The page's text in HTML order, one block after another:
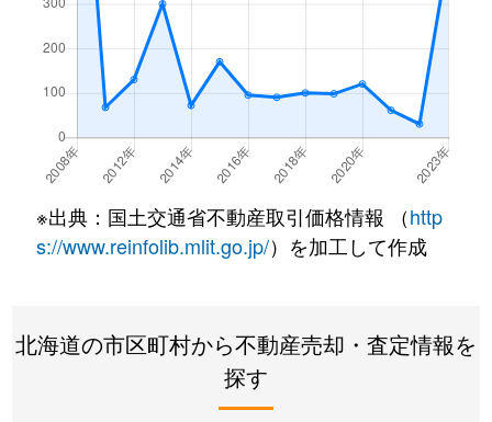
※出典：国土交通省不動産取引価格情報 （http
s://www.reinfolib.mlit.go.jp/）を加工して作成
北海道の市区町村から不動産売却・査定情報を
探す